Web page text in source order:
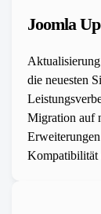
Joomla
die neuesten
Migration auf
Kompatibilität